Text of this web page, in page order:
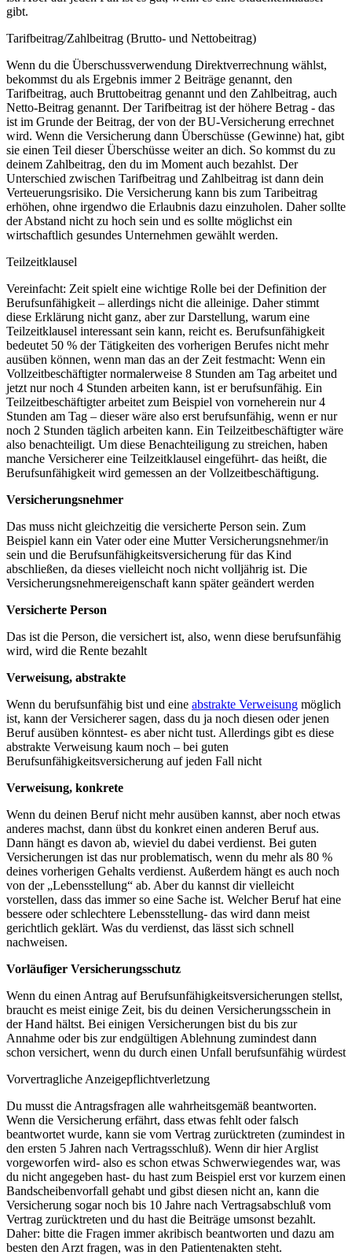
gibt.
Tarifbeitrag/Zahlbeitrag (Brutto- und Nettobeitrag)
Wenn du die Überschussverwendung Direktverrechnung wählst,
bekommst du als Ergebnis immer 2 Beiträge genannt, den
Tarifbeitrag, auch Bruttobeitrag genannt und den Zahlbeitrag, auch
Netto-Beitrag genannt. Der Tarifbeitrag ist der höhere Betrag - das
ist im Grunde der Beitrag, der von der BU-Versicherung errechnet
wird. Wenn die Versicherung dann Überschüsse (Gewinne) hat, gibt
sie einen Teil dieser Überschüsse weiter an dich. So kommst du zu
deinem Zahlbeitrag, den du im Moment auch bezahlst. Der
Unterschied zwischen Tarifbeitrag und Zahlbeitrag ist dann dein
Verteuerungsrisiko. Die Versicherung kann bis zum Taribeitrag
erhöhen, ohne irgendwo die Erlaubnis dazu einzuholen. Daher sollte
der Abstand nicht zu hoch sein und es sollte möglichst ein
wirtschaftlich gesundes Unternehmen gewählt werden.
Teilzeitklausel
Vereinfacht: Zeit spielt eine wichtige Rolle bei der Definition der
Berufsunfähigkeit – allerdings nicht die alleinige. Daher stimmt
diese Erklärung nicht ganz, aber zur Darstellung, warum eine
Teilzeitklausel interessant sein kann, reicht es. Berufsunfähigkeit
bedeutet 50 % der Tätigkeiten des vorherigen Berufes nicht mehr
ausüben können, wenn man das an der Zeit festmacht: Wenn ein
Vollzeitbeschäftigter normalerweise 8 Stunden am Tag arbeitet und
jetzt nur noch 4 Stunden arbeiten kann, ist er berufsunfähig. Ein
Teilzeitbeschäftigter arbeitet zum Beispiel von vorneherein nur 4
Stunden am Tag – dieser wäre also erst berufsunfähig, wenn er nur
noch 2 Stunden täglich arbeiten kann. Ein Teilzeitbeschäftigter wäre
also benachteiligt. Um diese Benachteiligung zu streichen, haben
manche Versicherer eine Teilzeitklausel eingeführt- das heißt, die
Berufsunfähigkeit wird gemessen an der Vollzeitbeschäftigung.
Versicherungsnehmer
Das muss nicht gleichzeitig die versicherte Person sein. Zum
Beispiel kann ein Vater oder eine Mutter Versicherungsnehmer/in
sein und die Berufsunfähigkeitsversicherung für das Kind
abschließen, da dieses vielleicht noch nicht volljährig ist. Die
Versicherungsnehmereigenschaft kann später geändert werden
Versicherte Person
Das ist die Person, die versichert ist, also, wenn diese berufsunfähig
wird, wird die Rente bezahlt
Verweisung, abstrakte
Wenn du berufsunfähig bist und eine abstrakte Verweisung möglich
ist, kann der Versicherer sagen, dass du ja noch diesen oder jenen
Beruf ausüben könntest- es aber nicht tust. Allerdings gibt es diese
abstrakte Verweisung kaum noch – bei guten
Berufsunfähigkeitsversicherung auf jeden Fall nicht
Verweisung, konkrete
Wenn du deinen Beruf nicht mehr ausüben kannst, aber noch etwas
anderes machst, dann übst du konkret einen anderen Beruf aus.
Dann hängt es davon ab, wieviel du dabei verdienst. Bei guten
Versicherungen ist das nur problematisch, wenn du mehr als 80 %
deines vorherigen Gehalts verdienst. Außerdem hängt es auch noch
von der „Lebensstellung“ ab. Aber du kannst dir vielleicht
vorstellen, dass das immer so eine Sache ist. Welcher Beruf hat eine
bessere oder schlechtere Lebensstellung- das wird dann meist
gerichtlich geklärt. Was du verdienst, das lässt sich schnell
nachweisen.
Vorläufiger Versicherungsschutz
Wenn du einen Antrag auf Berufsunfähigkeitsversicherungen stellst,
braucht es meist einige Zeit, bis du deinen Versicherungsschein in
der Hand hältst. Bei einigen Versicherungen bist du bis zur
Annahme oder bis zur endgültigen Ablehnung zumindest dann
schon versichert, wenn du durch einen Unfall berufsunfähig würdest
Vorvertragliche Anzeigepflichtverletzung
Du musst die Antragsfragen alle wahrheitsgemäß beantworten.
Wenn die Versicherung erfährt, dass etwas fehlt oder falsch
beantwortet wurde, kann sie vom Vertrag zurücktreten (zumindest in
den ersten 5 Jahren nach Vertragsschluß). Wenn dir hier Arglist
vorgeworfen wird- also es schon etwas Schwerwiegendes war, was
du nicht angegeben hast- du hast zum Beispiel erst vor kurzem einen
Bandscheibenvorfall gehabt und gibst diesen nicht an, kann die
Versicherung sogar noch bis 10 Jahre nach Vertragsabschluß vom
Vertrag zurücktreten und du hast die Beiträge umsonst bezahlt.
Daher: bitte die Fragen immer akribisch beantworten und dazu am
besten den Arzt fragen, was in den Patientenakten steht.